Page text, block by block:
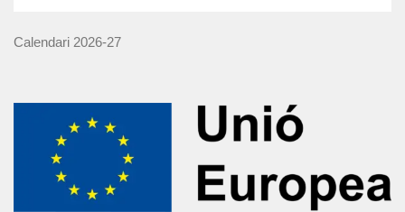
Calendari 2026-27